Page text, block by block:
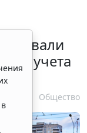
учета
Общество
.